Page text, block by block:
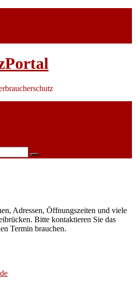
Adressen, Öffnungszeiten und viele
Bitte kontaktieren Sie das
Termin brauchen.